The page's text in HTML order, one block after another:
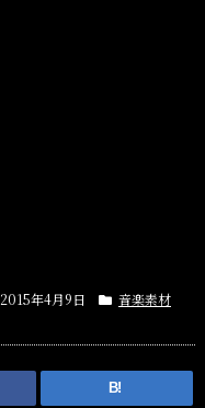
2015年4月9日 音楽素材
B!